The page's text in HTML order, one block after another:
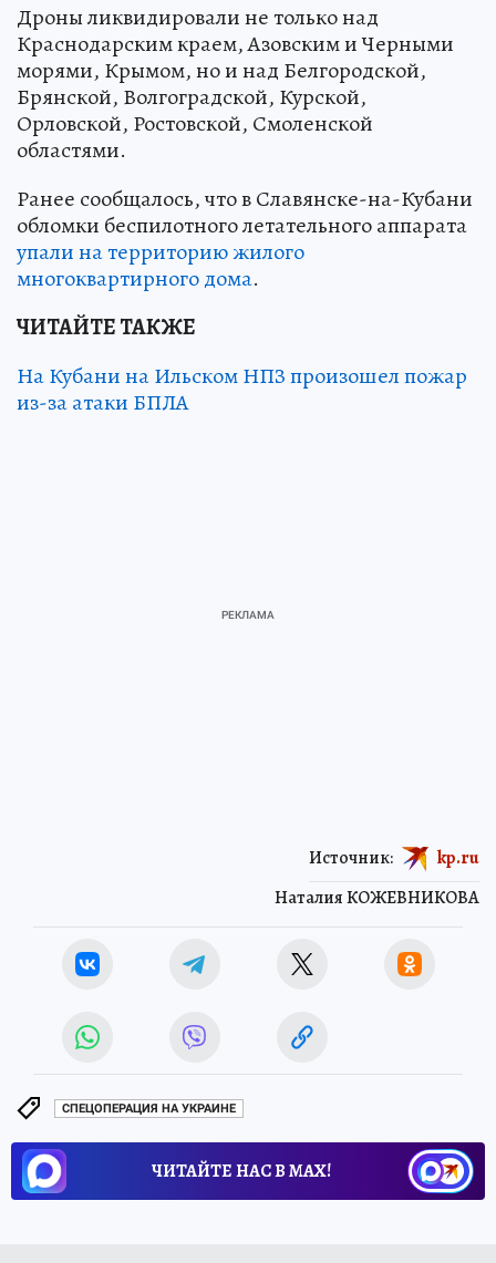
Дроны ликвидировали не только над
Краснодарским краем, Азовским и Черными
морями, Крымом, но и над Белгородской,
Брянской, Волгоградской, Курской,
Орловской, Ростовской, Смоленской
областями.
Ранее сообщалось, что в Славянске-на-Кубани
обломки беспилотного летательного аппарата
упали на территорию жилого
многоквартирного дома.
ЧИТАЙТЕ ТАКЖЕ
На Кубани на Ильском НПЗ произошел пожар
из-за атаки БПЛА
Наталия КОЖЕВНИКОВА
Источник: kp.ru
СПЕЦОПЕРАЦИЯ НА УКРАИНЕ
ЧИТАЙТЕ НАС В МАХ!